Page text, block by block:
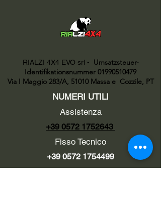
RIALZI 4X4 EVO srl -
Umsatzsteuer-
Identifikationsnummer 01990510479
Via I Maggio 283/A, 51010 Massa e Cozzile, PT
NUMERI UTILI
Assistenza
+39 0572 1752643
Fisso Tecnico
+39 0572 1754499
Tecnico Italiano